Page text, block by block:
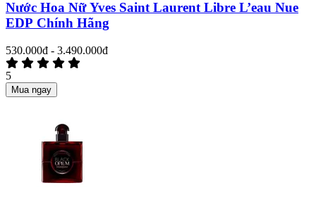
Nước Hoa Nữ Yves Saint Laurent Libre L’eau Nue
EDP Chính Hãng
530.000đ - 3.490.000đ
5
Mua ngay